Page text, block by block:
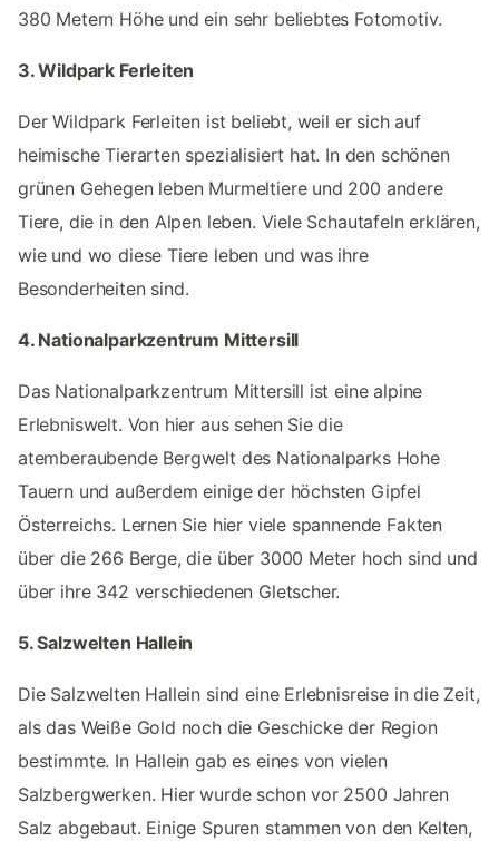
380 Metern Höhe und ein sehr beliebtes Fotomotiv.
3. Wildpark Ferleiten
Der Wildpark Ferleiten ist beliebt, weil er sich auf
heimische Tierarten spezialisiert hat. In den schönen
grünen Gehegen leben Murmeltiere und 200 andere
Tiere, die in den Alpen leben. Viele Schautafeln erklären,
wie und wo diese Tiere leben und was ihre
Besonderheiten sind.
4. Nationalparkzentrum Mittersill
Das Nationalparkzentrum Mittersill ist eine alpine
Erlebniswelt. Von hier aus sehen Sie die
atemberaubende Bergwelt des Nationalparks Hohe
Tauern und außerdem einige der höchsten Gipfel
Österreichs. Lernen Sie hier viele spannende Fakten
über die 266 Berge, die über 3000 Meter hoch sind und
über ihre 342 verschiedenen Gletscher.
5. Salzwelten Hallein
Die Salzwelten Hallein sind eine Erlebnisreise in die Zeit,
als das Weiße Gold noch die Geschicke der Region
bestimmte. In Hallein gab es eines von vielen
Salzbergwerken. Hier wurde schon vor 2500 Jahren
Salz abgebaut. Einige Spuren stammen von den Kelten,